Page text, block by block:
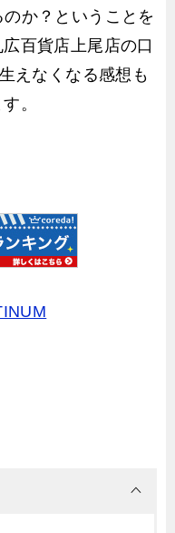
か？ということを
百貨店上尾店の口
えなくなる感想も
。